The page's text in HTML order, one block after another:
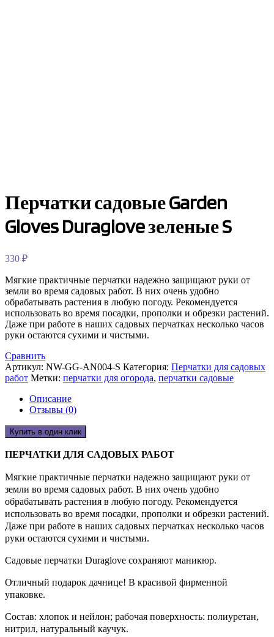
Перчатки садовые Garden
Gloves Duraglove зеленые S
330 ₽
Мягкие практичные перчатки надежно защищают руки от
земли во время садовых работ. В них очень удобно
обрабатывать растения в любую погоду. Рекомендуется
использовать во время посадки, прополки и обрезки растений.
Даже при работе в наших садовых перчатках несколько часов
руки остаются сухими и чистыми.
Сравнить
Артикул: NW-GG-AN004-S Категория: Перчатки для садовых
работ Метки: перчатки для огорода, перчатки садовые
Описание
Отзывы (0)
Купить в один клик
ПЕРЧАТКИ ДЛЯ САДОВЫХ РАБОТ
Мягкие практичные перчатки надежно защищают руки от
земли во время садовых работ. В них очень удобно
обрабатывать растения в любую погоду. Рекомендуется
использовать во время посадки, прополки и обрезки растений.
Даже при работе в наших садовых перчатках несколько часов
руки остаются сухими и чистыми.
Садовые перчатки Duraglove cохраняют маникюр.
Отличный подарок дачнице! В красивой фирменной
упаковке.
Состав: хлопок и нейлон; рабочая поверхность: полиуретан,
нитрил, натуральный каучук.